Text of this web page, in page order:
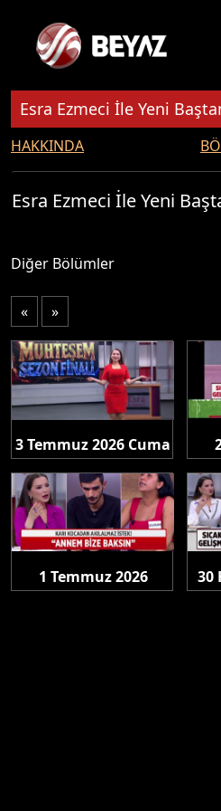
Esra Ezmeci İle Yeni
HAKKINDA
Esra Ezmeci İle Yeni
Diğer Bölümler
« »
3 Temmuz 2026 Cuma
1 Temmuz 2026
30